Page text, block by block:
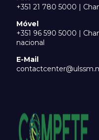
+351 21 780 5000 |
Móvel
+351 96 590 5000 |
nacional
E-Mail